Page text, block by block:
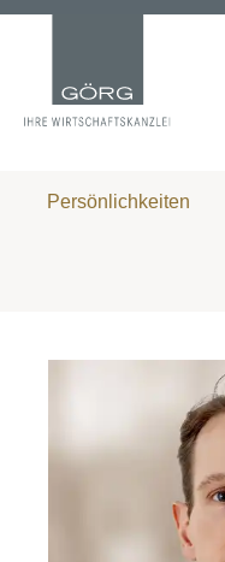
Persönlichkeiten